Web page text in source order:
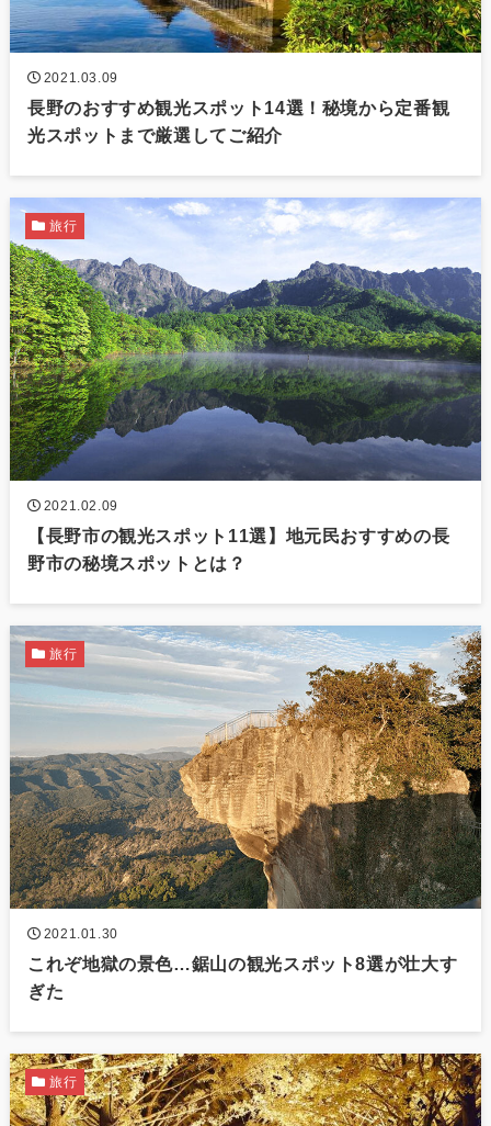
2021.03.09
長野のおすすめ観光スポット14選！秘境から定番観
光スポットまで厳選してご紹介
2021.02.09
【長野市の観光スポット11選】地元民おすすめの長
野市の秘境スポットとは？
旅行
2021.01.30
これぞ地獄の景色…鋸山の観光スポット8選が壮大す
ぎた
旅行
旅行